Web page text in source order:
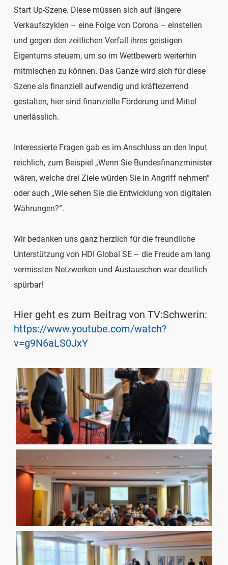
Start Up-Szene. Diese müssen sich auf längere
Verkaufszyklen – eine Folge von Corona – einstellen
und gegen den zeitlichen Verfall ihres geistigen
Eigentums steuern, um so im Wettbewerb weiterhin
mitmischen zu können. Das Ganze wird sich für diese
Szene als finanziell aufwendig und kräftezerrend
gestalten, hier sind finanzielle Förderung und Mittel
unerlässlich.
Interessierte Fragen gab es im Anschluss an den Input
reichlich, zum Beispiel „Wenn Sie Bundesfinanzminister
wären, welche drei Ziele würden Sie in Angriff nehmen“
oder auch „Wie sehen Sie die Entwicklung von digitalen
Währungen?“.
Wir bedanken uns ganz herzlich für die freundliche
Unterstützung von HDI Global SE – die Freude am lang
vermissten Netzwerken und Austauschen war deutlich
spürbar!
Hier geht es zum Beitrag von TV:Schwerin:
https://www.youtube.com/watch?
v=g9N6aLS0JxY
k 20211103 085848
k 20211103 085914